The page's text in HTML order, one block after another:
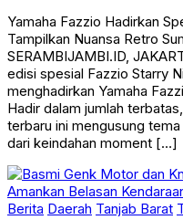
Yamaha Fazzio Hadirkan
Tampilkan Nuansa Retro
SERAMBIJAMBI.ID,
edisi spesial Fazzio Starry
menghadirkan Yamaha
Hadir dalam jumlah
terbaru ini mengusung
dari keindahan moment […]
Berita Daerah Tanjab Barat